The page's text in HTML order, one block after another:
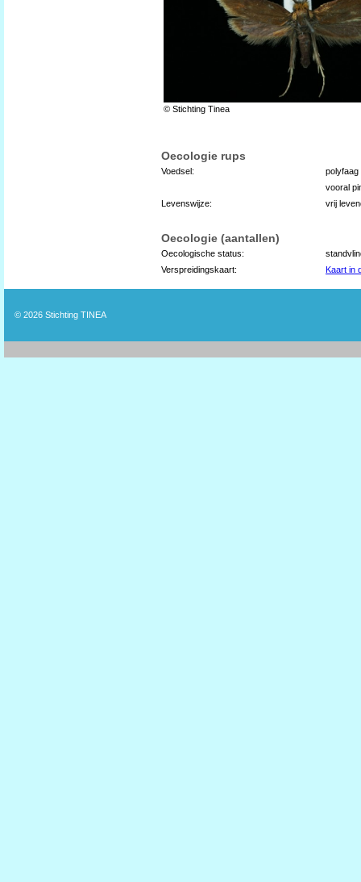
© Stichting Tinea
Oecologie rups
Voedsel:
polyfaag
vooral
Levenswijze:
vrij
Oecologie (aantallen)
Oecologische status:
Verspreidingskaart:
Kaart in
© 2026 Stichting TINEA